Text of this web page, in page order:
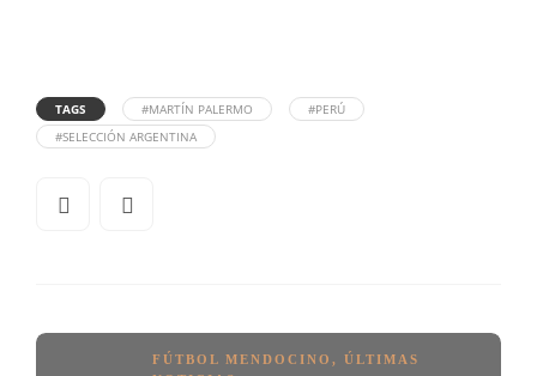
TAGS #MARTÍN PALERMO
#PERÚ
#SELECCIÓN ARGENTINA
FÚTBOL MENDOCINO , ÚLTIMAS